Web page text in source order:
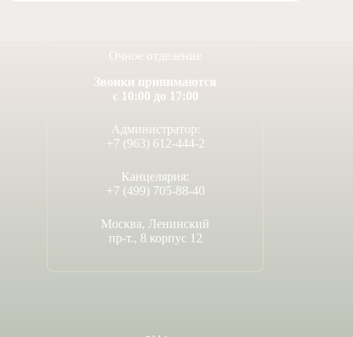
Очное отделение
Звонки принимаются
с 10:00 до 17:00
Администратор:
+7 (963) 612-444-2
Канцелярия:
+7 (499) 705-88-40
Москва, Ленинский
пр-т., 8 корпус 12